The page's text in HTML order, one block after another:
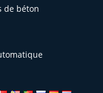
de béton